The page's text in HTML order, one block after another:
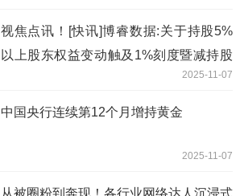
视焦点讯！[快讯]博睿数据:关于持股5%
以上股东权益变动触及1%刻度暨减持股
2025-11-07
中国央行连续第12个月增持黄金
2025-11-07
从被圈粉到奔现！各行业网络达人沉浸式